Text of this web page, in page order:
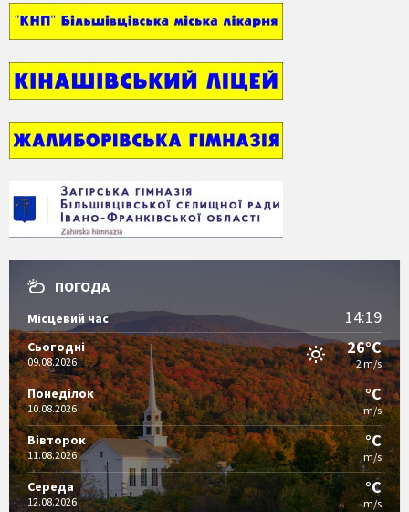
ПОГОДА
Місцевий час 14:19
Сьогодні
09.08.2026
26°C
2 m/s
Понеділок
10.08.2026
°C
m/s
Вівторок
11.08.2026
°C
m/s
Середа
12.08.2026
°C
m/s